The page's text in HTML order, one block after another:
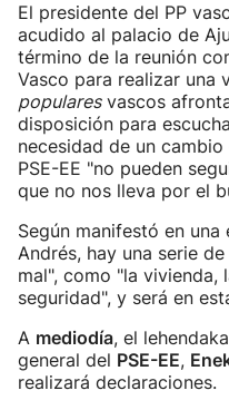
El presidente del PP
acudido al palacio de
término de la reunión
Vasco para realizar una
popularesvascos
disposición para
necesidad de un
PSE-EE "no pueden
que no nos lleva por el
Según manifestó en
Andrés, hay una serie
mal", como "la vivienda,
seguridad", y será en
A mediodía, el
general del PSE-EE,
realizará declaraciones.